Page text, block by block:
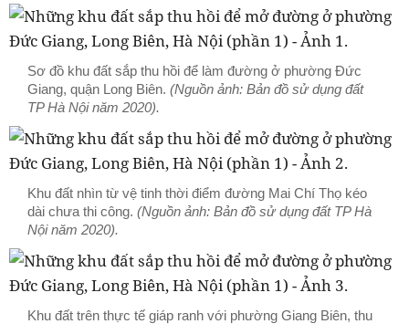
Sơ đồ khu đất sắp thu hồi để làm đường ở phường Đức
Giang, quận Long Biên. (Nguồn ảnh: Bản đồ sử dụng đất
TP Hà Nội năm 2020).
Khu đất nhìn từ vệ tinh thời điểm đường Mai Chí Thọ kéo
dài chưa thi công. (Nguồn ảnh: Bản đồ sử dụng đất TP Hà
Nội năm 2020).
Khu đất trên thực tế giáp ranh với phường Giang Biên, thu